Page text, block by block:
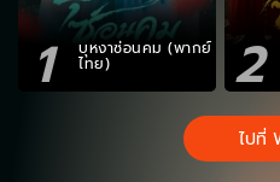
1 บุหงาซ่อนคม (พากย์
ไทย) 2
ไปที่